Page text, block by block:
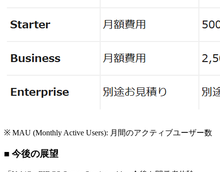
※ MAU (Monthly Active Users): 月間のアクティブユーザー数
■ 今後の展望